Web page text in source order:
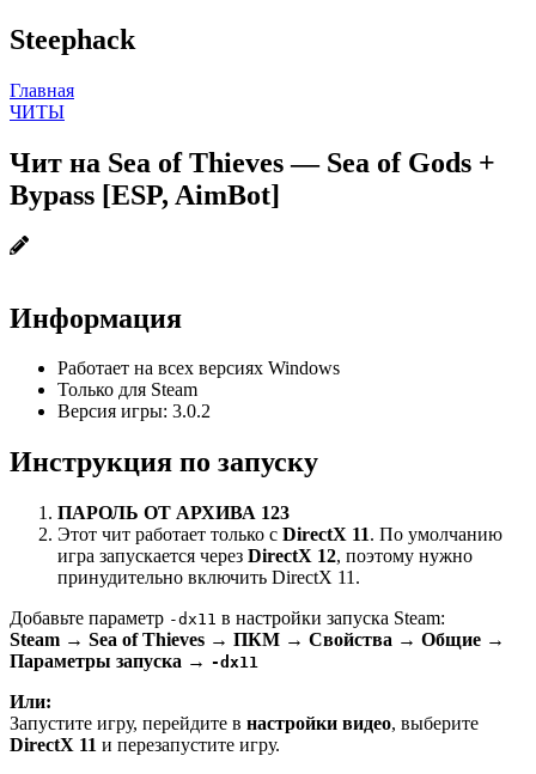
Steephack
Главная
ЧИТЫ
Чит на Sea of Thieves — Sea of Gods +
Bypass [ESP, AimBot]
Информация
Работает на всех версиях Windows
Только для Steam
Версия игры: 3.0.2
Инструкция по запуску
ПАРОЛЬ ОТ АРХИВА 123
Этот чит работает только с DirectX 11. По умолчанию
игра запускается через DirectX 12, поэтому нужно
принудительно включить DirectX 11.
Добавьте параметр -dx11 в настройки запуска Steam:
Steam → Sea of Thieves → ПКМ → Свойства → Общие →
Параметры запуска → -dx11
Или:
Запустите игру, перейдите в настройки видео, выберите
DirectX 11 и перезапустите игру.